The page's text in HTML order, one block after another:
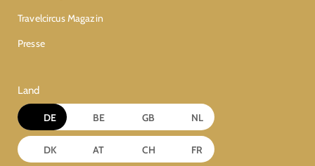
Travelcircus Magazin
Presse
Land
DE BE GB NL
DK AT CH FR